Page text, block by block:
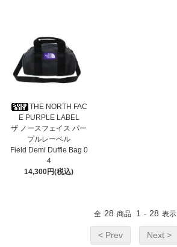
THE NORTH FAC
E PURPLE LABEL
ザ ノースフェイス パー
プルレーベル
Field Demi Duffle Bag 0
4
14,300円(税込)
全 28 商品 1 - 28 表示
< Prev Next >